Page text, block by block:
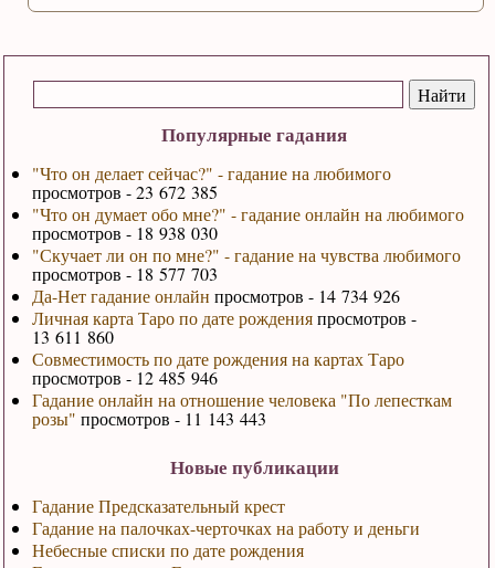
Популярные гадания
"Что он делает сейчас?" - гадание на любимого
просмотров - 23 672 385
"Что он думает обо мне?" - гадание онлайн на любимого
просмотров - 18 938 030
"Скучает ли он по мне?" - гадание на чувства любимого
просмотров - 18 577 703
Да-Нет гадание онлайн просмотров - 14 734 926
Личная карта Таро по дате рожденияпросмотров -
13 611 860
Совместимость по дате рождения на картах Таро
просмотров - 12 485 946
Гадание онлайн на отношение человека "По лепесткам
розы" просмотров - 11 143 443
Новые публикации
Гадание Предсказательный крест
Гадание на палочках-черточках на работу и деньги
Небесные списки по дате рождения